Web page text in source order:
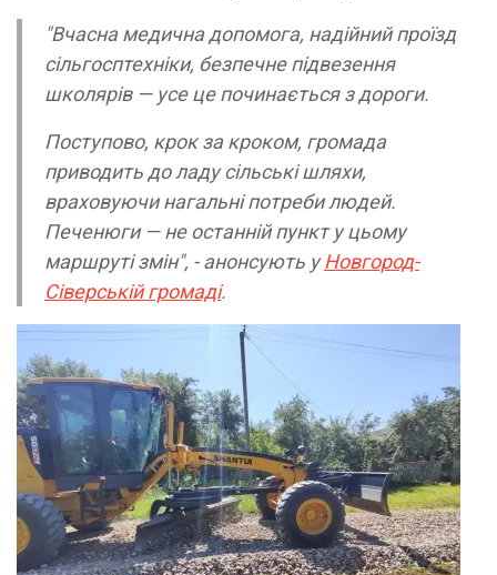
"Вчасна медична допомога, надійний проїзд
сільгосптехніки, безпечне підвезення
школярів — усе це починається з дороги.
Поступово, крок за кроком, громада
приводить до ладу сільські шляхи,
враховуючи нагальні потреби людей.
Печенюги — не останній пункт у цьому
маршруті змін", - анонсують уНовгород-
Сіверській громаді.